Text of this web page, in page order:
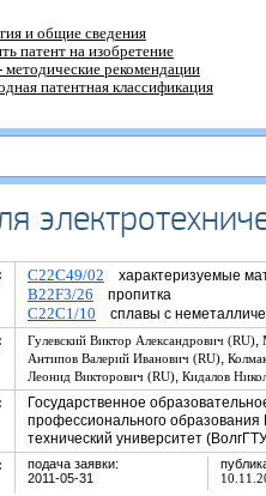
и общие сведения
патент на изобретение
методические рекомендации
патентная классификация
C22C49/02 характеризуемые
B22F3/26 пропитка
C22C1/10 сплавы с
Гулевский Виктор Александрович (RU),
Антипов Валерий Иванович (RU),
Леонид Викторович (RU), Кидалов
Государственное
профессионального образования
технический университет
подача заявки:
2011-05-31